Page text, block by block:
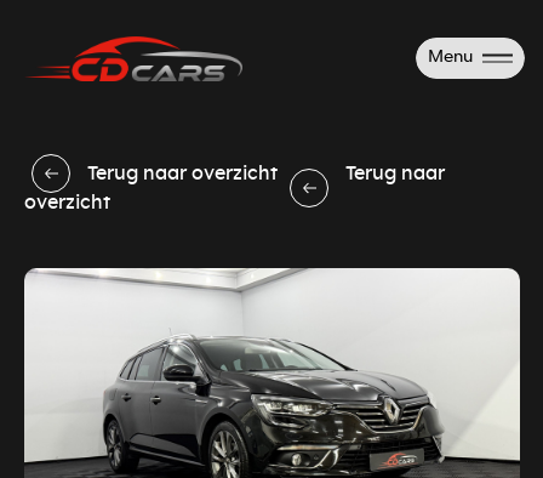
Menu
Terug naar overzicht
Terug naar
overzicht